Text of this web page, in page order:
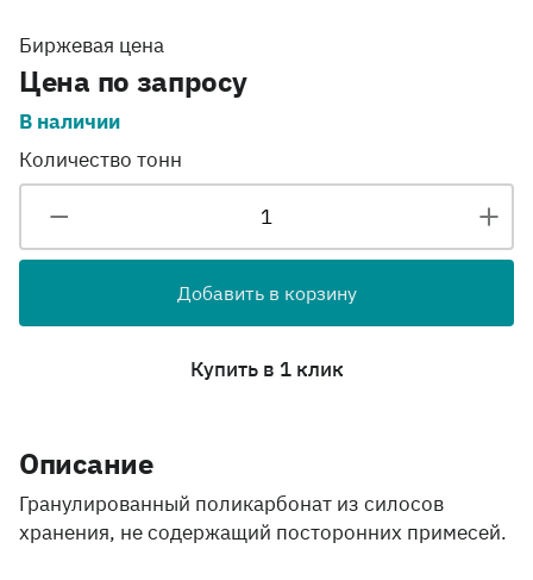
Биржевая цена
Цена по запросу
В наличии
Количество тонн
Добавить в корзину
Купить в 1 клик
Описание
Гранулированный поликарбонат из силосов
хранения, не содержащий посторонних примесей.